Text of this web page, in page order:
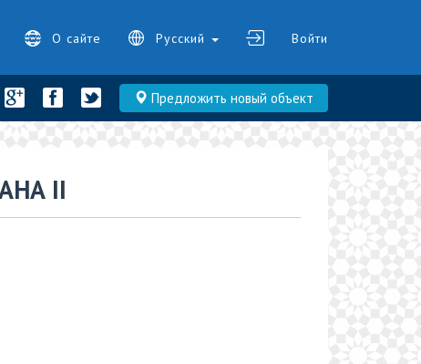
О сайте Русский Войти
Предложить новый объект
II